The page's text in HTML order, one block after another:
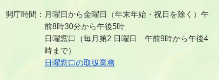
開庁時間：月曜日から金曜日（年末年始・祝日を除く）午
前8時30分から午後5時
日曜窓口（毎月第2 日曜日 午前9時から午後4
時まで）
日曜窓口の取扱業務